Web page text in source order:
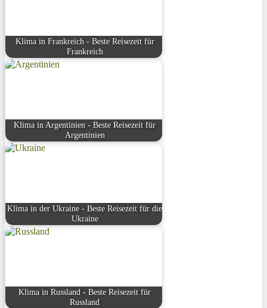
Klima in Frankreich - Beste Reisezeit für
Frankreich
Klima in Argentinien - Beste Reisezeit für
Argentinien
Klima in der Ukraine - Beste Reisezeit für die
Ukraine
Klima in Russland - Beste Reisezeit für
Russland